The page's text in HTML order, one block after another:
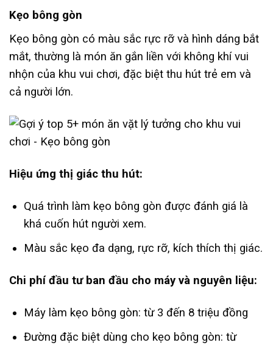
Kẹo bông gòn
Kẹo bông gòn có màu sắc rực rỡ và hình dáng bắt
mắt, thường là món ăn gắn liền với không khí vui
nhộn của khu vui chơi, đặc biệt thu hút trẻ em và
cả người lớn.
Hiệu ứng thị giác thu hút:
Quá trình làm kẹo bông gòn được đánh giá là
khá cuốn hút người xem.
Màu sắc kẹo đa dạng, rực rỡ, kích thích thị giác.
Chi phí đầu tư ban đầu cho máy và nguyên liệu:
Máy làm kẹo bông gòn: từ 3 đến 8 triệu đồng
Đường đặc biệt dùng cho kẹo bông gòn: từ